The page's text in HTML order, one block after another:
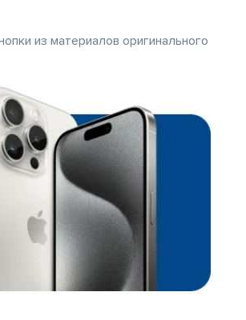
из материалов оригинального